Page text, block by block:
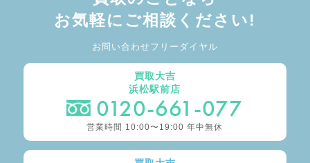
お気軽にご相談ください!
お問い合わせフリーダイヤル
買取大吉
浜松駅前店
0120-661-077
営業時間 10:00〜19:00 年中無休